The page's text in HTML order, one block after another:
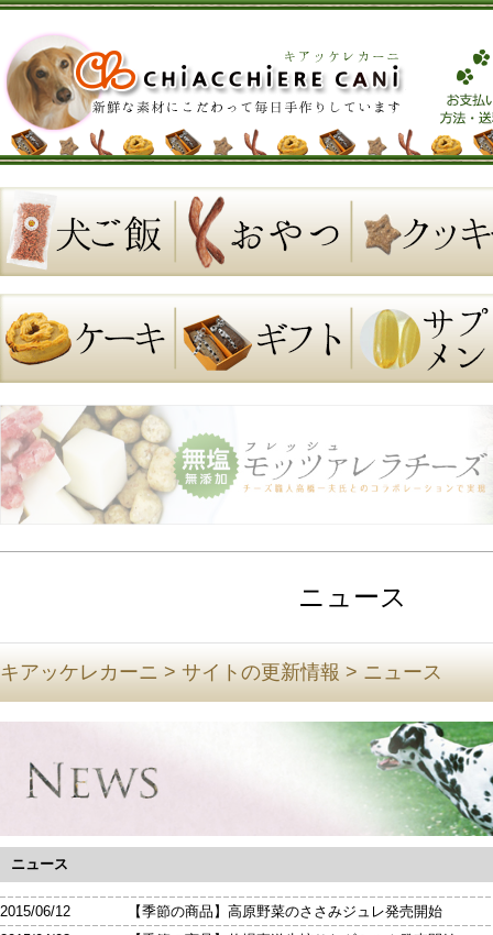
ニュース
キアッケレカーニ > サイトの更新情報 > ニュース
ニュース
2015/06/12 【季節の商品】高原野菜のささみジュレ発売開始